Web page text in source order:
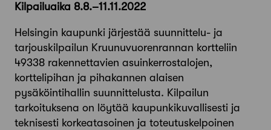
Kilpailuaika 8.8.–11.11.2022
Helsingin kaupunki järjestää suunnittelu- ja
tarjouskilpailun Kruunuvuorenrannan kortteliin
49338 rakennettavien asuinkerrostalojen,
korttelipihan ja pihakannen alaisen
pysäköintihallin suunnittelusta. Kilpailun
tarkoituksena on löytää kaupunkikuvallisesti ja
teknisesti korkeatasoinen ja toteutuskelpoinen